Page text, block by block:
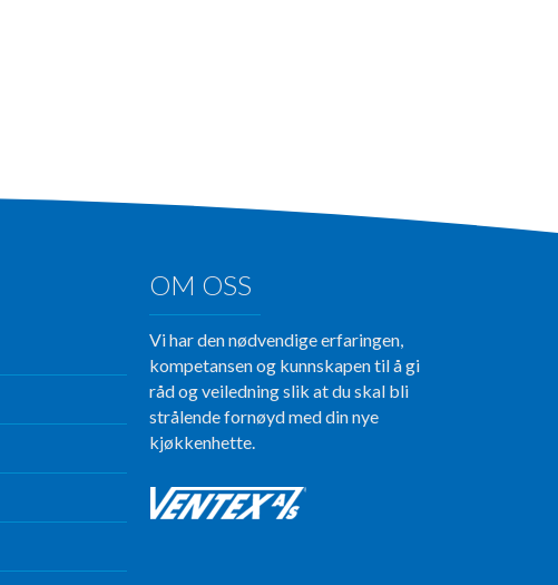
OM OSS
Vi har den nødvendige erfaringen,
kompetansen og kunnskapen til å gi
råd og veiledning slik at du skal bli
strålende fornøyd med din nye
kjøkkenhette.